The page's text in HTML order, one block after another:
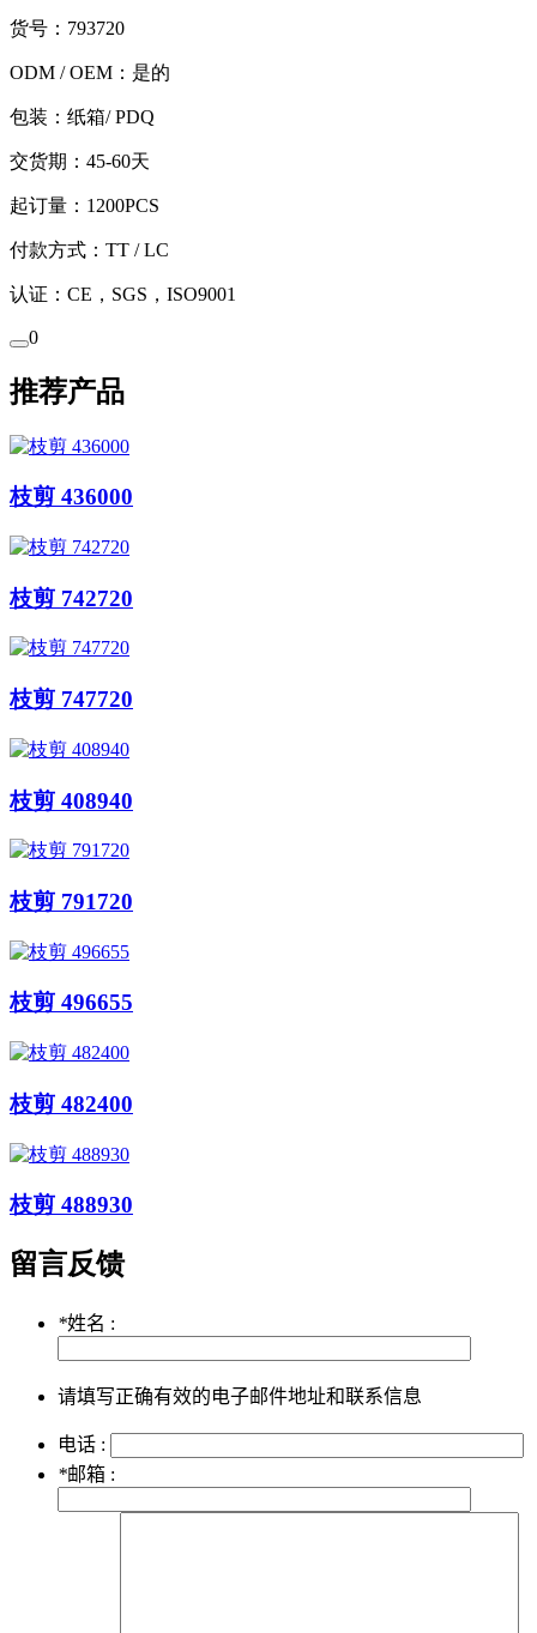
货号：793720
ODM / OEM：是的
包装：纸箱/ PDQ
交货期：45-60天
起订量：1200PCS
付款方式：TT / LC
认证：CE，SGS，ISO9001
0
推荐产品
枝剪 436000
枝剪 742720
枝剪 747720
枝剪 408940
枝剪 791720
枝剪 496655
枝剪 482400
枝剪 488930
留言反馈
*姓名 :
请填写正确有效的电子邮件地址和联系信息
电话 :
*邮箱 :